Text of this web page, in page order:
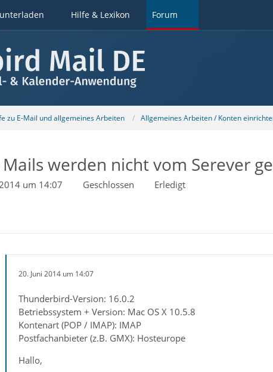
Hilfe & Lexikon Forum
zu E-Mail und allgemeines Arbeiten Allgemeines Arbeiten / Konten
werden nicht vom Serever
um 14:07 Geschlossen Erledigt
20. Juni 2014 um 14:07
Thunderbird-Version: 16.0.2
Betriebssystem + Version: Mac OS X 10.5.8
Kontenart (POP / IMAP): IMAP
Postfachanbieter (z.B. GMX): Hosteurope
Hallo,